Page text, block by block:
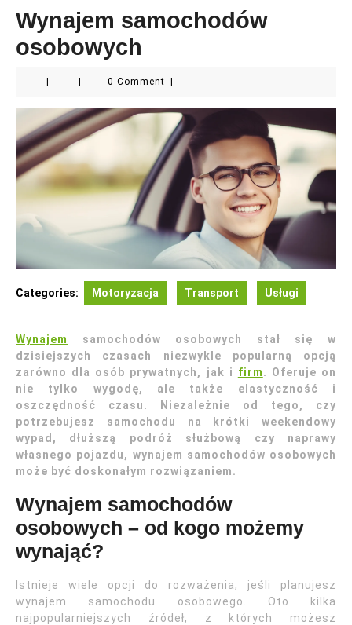
Wynajem samochodów
osobowych
0 Comment
Categories: Motoryzacja Transport Usługi
Wynajem
samochodów osobowych stał się w
dzisiejszych czasach niezwykle popularną opcją
zarówno dla osób prywatnych, jak i firm. Oferuje on
nie tylko wygodę, ale także elastyczność i
oszczędność czasu. Niezależnie od tego, czy
potrzebujesz samochodu na krótki weekendowy
wypad, dłuższą podróż służbową czy naprawy
własnego pojazdu, wynajem samochodów osobowych
może być doskonałym rozwiązaniem.
Wynajem samochodów
osobowych – od kogo możemy
wynająć?
Istnieje wiele opcji do rozważenia, jeśli planujesz
wynajem samochodu osobowego. Oto kilka
najpopularniejszych źródeł, z których możesz